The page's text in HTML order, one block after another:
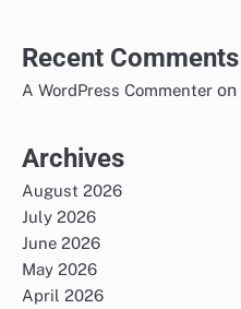
Recent Comments
A WordPress Commenter on
Archives
August 2026
July 2026
June 2026
May 2026
April 2026